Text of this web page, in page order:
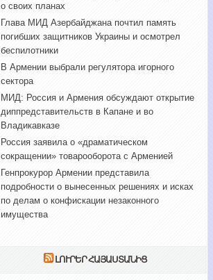
о своих планах
Глава МИД Азербайджана почтил память
погибших защитников Украины и осмотрел
беспилотники
В Армении выбрали регулятора игорного
сектора
МИД: Россия и Армения обсуждают открытие
диппредставительств в Капане и во
Владикавказе
Россия заявила о «драматическом
сокращении» товарооборота с Арменией
Генпрокурор Армении представила
подробности о вынесенных решениях и исках
по делам о конфискации незаконного
имущества
ԼՈՒՐԵՐ ՀԱՅԱՍՏԱՆԻՑ